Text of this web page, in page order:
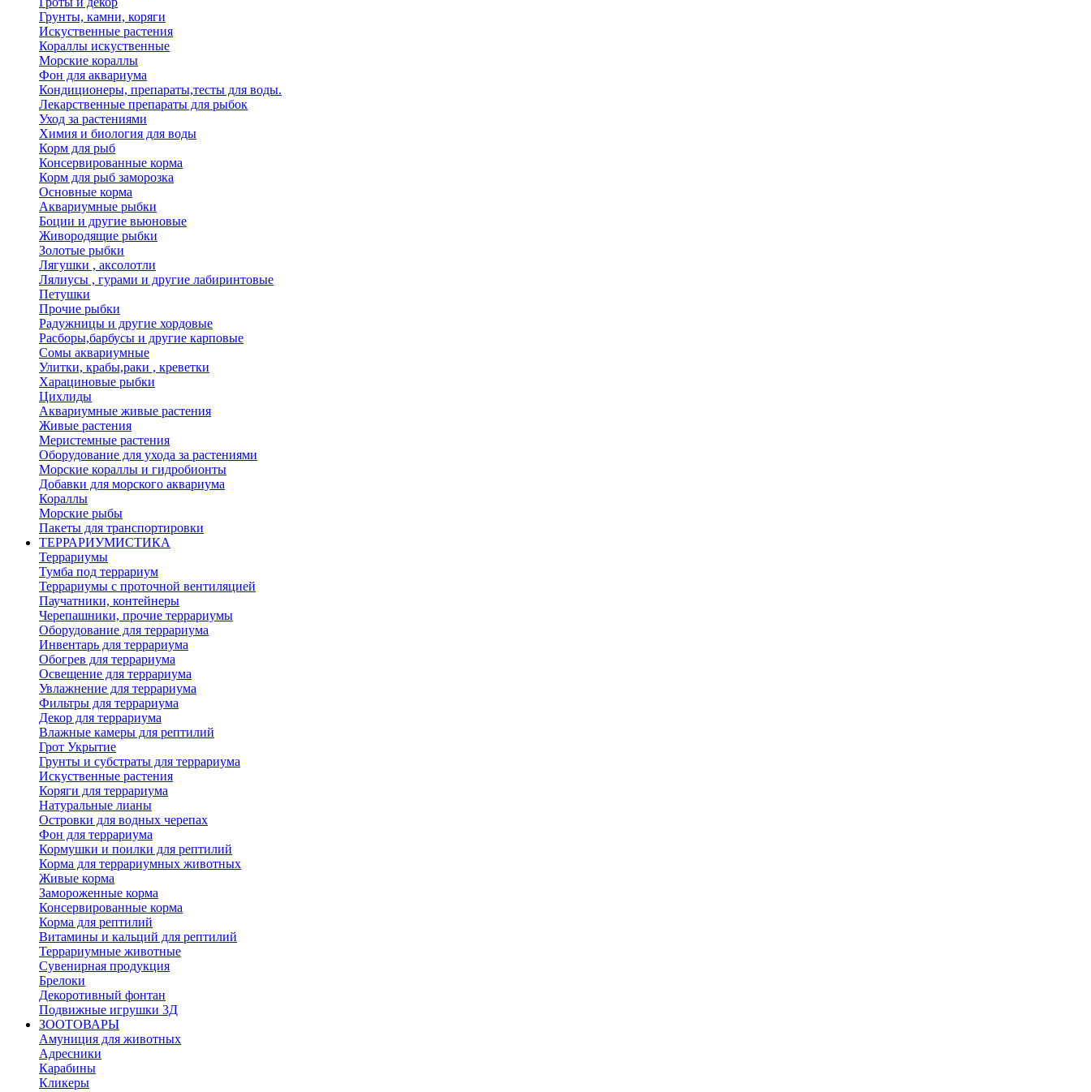
Грунты, камни, коряги
Искуственные растения
Кораллы искуственные
Морские кораллы
Фон для аквариума
Кондиционеры, препараты,тесты для воды.
Лекарственные препараты для рыбок
Уход за растениями
Химия и биология для воды
Корм для рыб
Консервированные корма
Корм для рыб заморозка
Основные корма
Аквариумные рыбки
Боции и другие вьюновые
Живородящие рыбки
Золотые рыбки
Лягушки , аксолотли
Лялиусы , гурами и другие лабиринтовые
Петушки
Прочие рыбки
Радужницы и другие хордовые
Расборы,барбусы и другие карповые
Сомы аквариумные
Улитки, крабы,раки , креветки
Харациновые рыбки
Цихлиды
Аквариумные живые растения
Живые растения
Меристемные растения
Оборудование для ухода за растениями
Морские кораллы и гидробионты
Добавки для морского аквариума
Кораллы
Морские рыбы
Пакеты для транспортировки
ТЕРРАРИУМИСТИКА
Террариумы
Тумба под террариум
Террариумы с проточной вентиляцией
Паучатники, контейнеры
Черепашники, прочие террариумы
Оборудование для террариума
Инвентарь для террариума
Обогрев для террариума
Освещение для террариума
Увлажнение для террариума
Фильтры для террариума
Декор для террариума
Влажные камеры для рептилий
Грот Укрытие
Грунты и субстраты для террариума
Искуственные растения
Коряги для террариума
Натуральные лианы
Островки для водных черепах
Фон для террариума
Кормушки и поилки для рептилий
Корма для террариумных животных
Живые корма
Замороженные корма
Консервированные корма
Корма для рептилий
Витамины и кальций для рептилий
Террариумные животные
Сувенирная продукция
Брелоки
Декоротивный фонтан
Подвижные игрушки 3Д
ЗООТОВАРЫ
Амуниция для животных
Адресники
Карабины
Кликеры